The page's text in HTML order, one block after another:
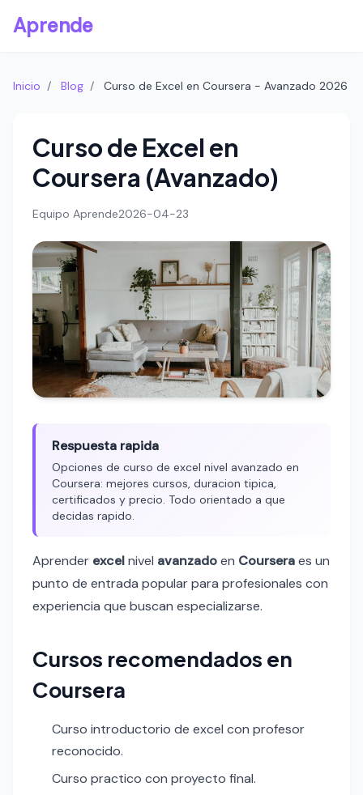
Aprende
Inicio / Blog / Curso de Excel en Coursera - Avanzado 2026
Curso de Excel en
Coursera (Avanzado)
Equipo Aprende2026-04-23
Respuesta rapida
Opciones de curso de excel nivel avanzado en
Coursera: mejores cursos, duracion tipica,
certificados y precio. Todo orientado a que
decidas rapido.
Aprender excelnivel avanzadoen Courseraes un
punto de entrada popular para profesionales con
experiencia que buscan especializarse.
Cursos recomendados en
Coursera
Curso introductorio de excel con profesor
reconocido.
Curso practico con proyecto final.